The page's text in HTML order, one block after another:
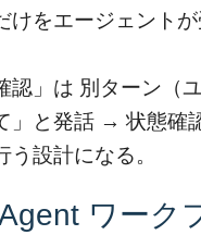
けをエージェント
認」は 別ターン（
」と発話 → 状態確
う設計になる。
ワーク